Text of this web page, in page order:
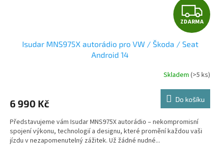
Z
D
R
M
A
ZDARMA
Isudar MNS975X autorádio pro VW / Škoda / Seat
Android 14
je
z
5
hvězdiček.
Skladem(>5 ks)
6 990 Kč Do košíku
Představujeme vám Isudar MNS975X autorádio – nekompromisní
spojení výkonu, technologií a designu, které promění každou vaši
jízdu v nezapomenutelný zážitek. Už žádné nudné...